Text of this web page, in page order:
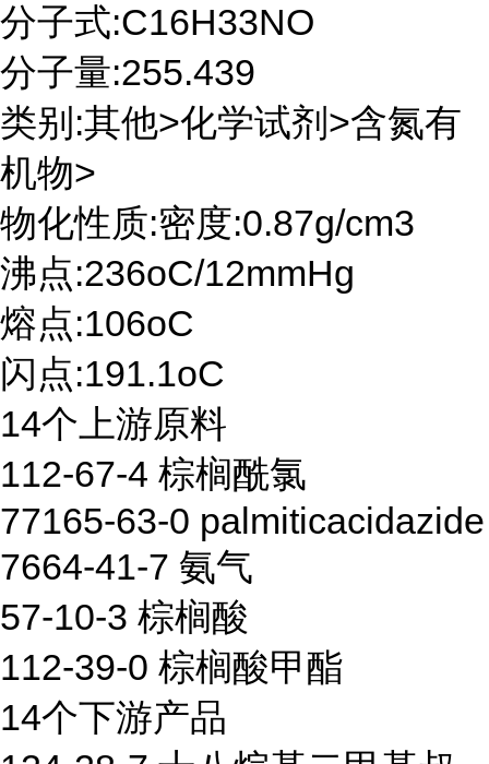
分子式:C16H33NO
分子量:255.439
类别:其他>化学试剂>含氮有
机物>
物化性质:密度:0.87g/cm3
沸点:236oC/12mmHg
熔点:106oC
闪点:191.1oC
14个上游原料
112-67-4 棕榈酰氯
77165-63-0 palmiticacidazide
7664-41-7 氨气
57-10-3 棕榈酸
112-39-0 棕榈酸甲酯
14个下游产品